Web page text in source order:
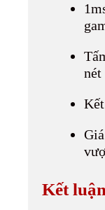
nét
Kết luận